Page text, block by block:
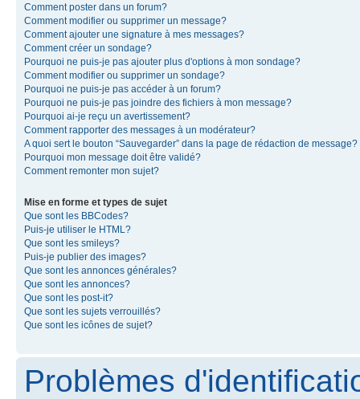
Comment poster dans un forum?
Comment modifier ou supprimer un message?
Comment ajouter une signature à mes messages?
Comment créer un sondage?
Pourquoi ne puis-je pas ajouter plus d'options à mon sondage?
Comment modifier ou supprimer un sondage?
Pourquoi ne puis-je pas accéder à un forum?
Pourquoi ne puis-je pas joindre des fichiers à mon message?
Pourquoi ai-je reçu un avertissement?
Comment rapporter des messages à un modérateur?
A quoi sert le bouton “Sauvegarder” dans la page de rédaction de message?
Pourquoi mon message doit être validé?
Comment remonter mon sujet?
Mise en forme et types de sujet
Que sont les BBCodes?
Puis-je utiliser le HTML?
Que sont les smileys?
Puis-je publier des images?
Que sont les annonces générales?
Que sont les annonces?
Que sont les post-it?
Que sont les sujets verrouillés?
Que sont les icônes de sujet?
Problèmes